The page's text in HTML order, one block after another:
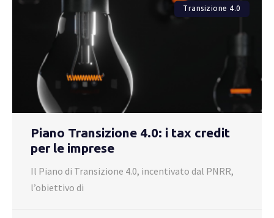
Transizione 4.0
Piano Transizione 4.0: i tax credit
per le imprese
Il Piano di Transizione 4.0, incentivato dal PNRR,
l’obiettivo di